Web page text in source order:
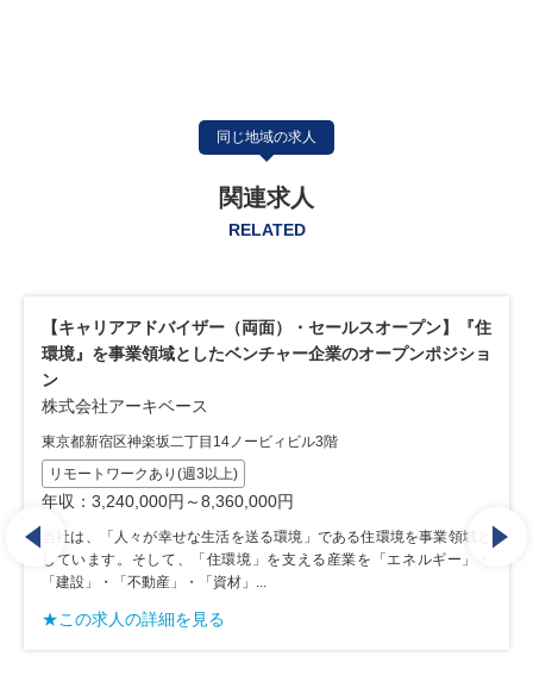
同じ地域の求人
関連求人
RELATED
ン】『住
ポジショ
事業領域と
ギー」・
【キャリアアドバイザー（営業未経験歓迎！）】求職
業の間を取り持つ「両面型」のキャリアアドバイザー
東京都新宿区神楽坂二丁目14ノービィビル3階
建設業界特化
両面(両手)型・新規求人開拓なし
WLBを重視したい
年収：3,300,000円～8,290,000円
当社は、「人々が幸せな生活を送る環境」である住環境を事
しています。そして、「住環境」を支える産業を「エネル
「建設」・「不動産」・「資材」...
★この求人の詳細を見る